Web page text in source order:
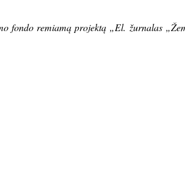
fondo remiamą projektą „El. žurnalas